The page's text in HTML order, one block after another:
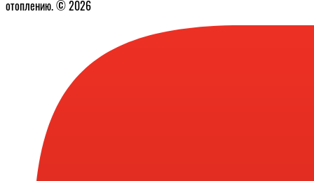
отоплению. © 2026